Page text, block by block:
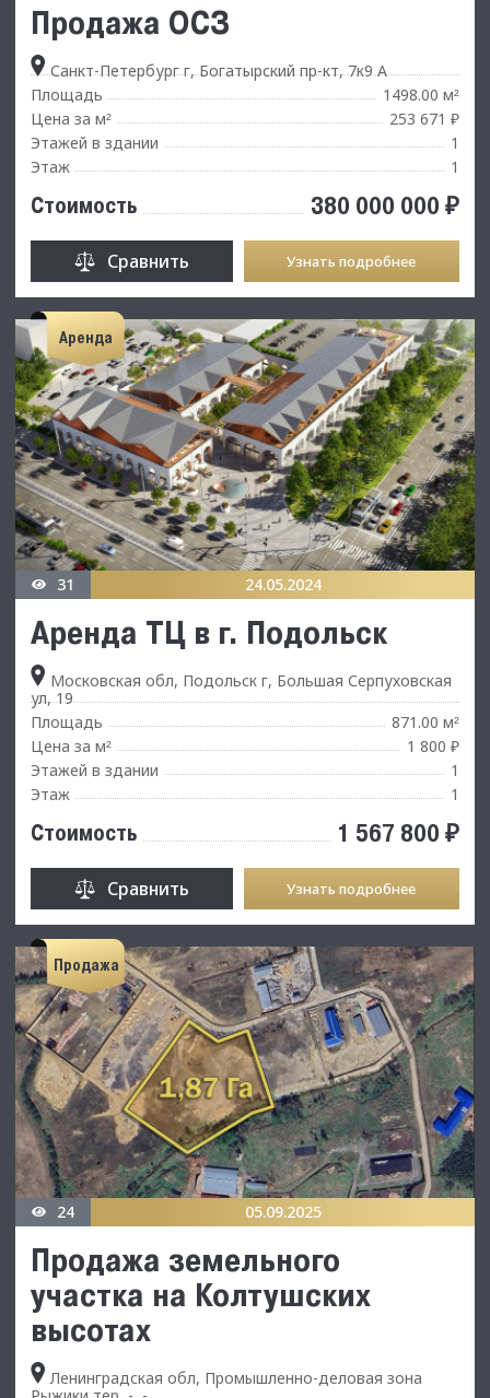
Продажа ОСЗ
Санкт-Петербург г, Богатырский пр-кт, 7к9 А
Площадь
1498.00 м²
Цена за м²
253 671 ₽
Этажей в здании
1
Этаж
1
Стоимость 380 000 000 ₽
Сравнить Узнать подробнее
Аренда
31 24.05.2024
Аренда ТЦ в г. Подольск
Московская обл, Подольск г, Большая Серпуховская
ул, 19
Площадь
871.00 м²
Цена за м²
1 800 ₽
Этажей в здании
1
Этаж
1
Стоимость 1 567 800 ₽
Сравнить Узнать подробнее
Продажа
24 05.09.2025
Продажа земельного
участка на Колтушских
высотах
Ленинградская обл, Промышленно-деловая зона